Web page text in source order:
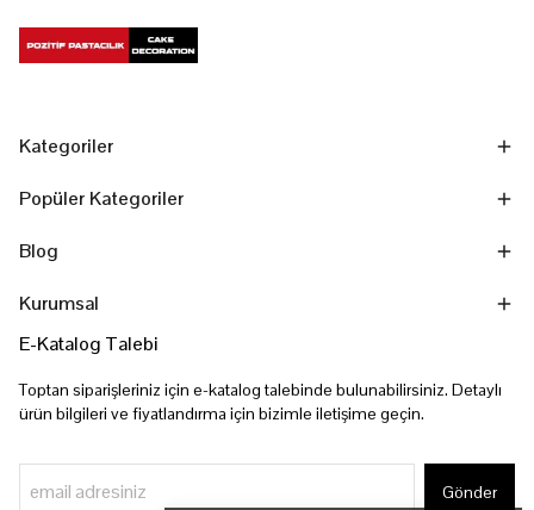
Kategoriler
Popüler Kategoriler
Blog
Kurumsal
E-Katalog Talebi
Toptan siparişleriniz için e-katalog talebinde bulunabilirsiniz. Detaylı
ürün bilgileri ve fiyatlandırma için bizimle iletişime geçin.
Gönder